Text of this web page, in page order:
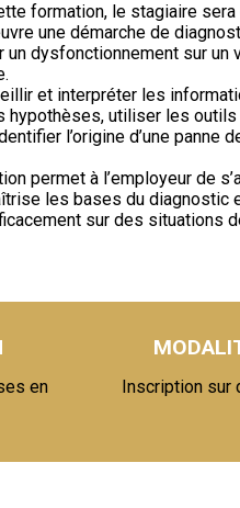
formation, le stagiaire
une démarche de
un dysfonctionnement sur un
et interpréter les
hypothèses, utiliser les
l’origine d’une panne
permet à l’employeur de
les bases du diagnostic
sur des situations
en
Inscription sur